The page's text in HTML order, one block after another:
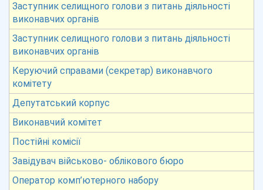
Заступник селищного голови з питань діяльності
виконавчих органів
Заступник селищного голови з питань діяльності
виконавчих органів
Керуючий справами (секретар) виконавчого
комітету
Депутатський корпус
Виконавчий комітет
Постійні комісії
Завідувач військово- облікового бюро
Оператор комп’ютерного набору